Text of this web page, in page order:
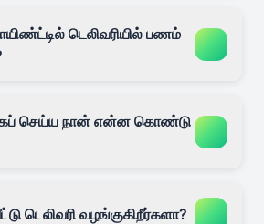
டெலிவரியில் பணம்
செய்ய நான் என்ன கொண்டு
டெலிவரி வழங்குகிறீர்களா?